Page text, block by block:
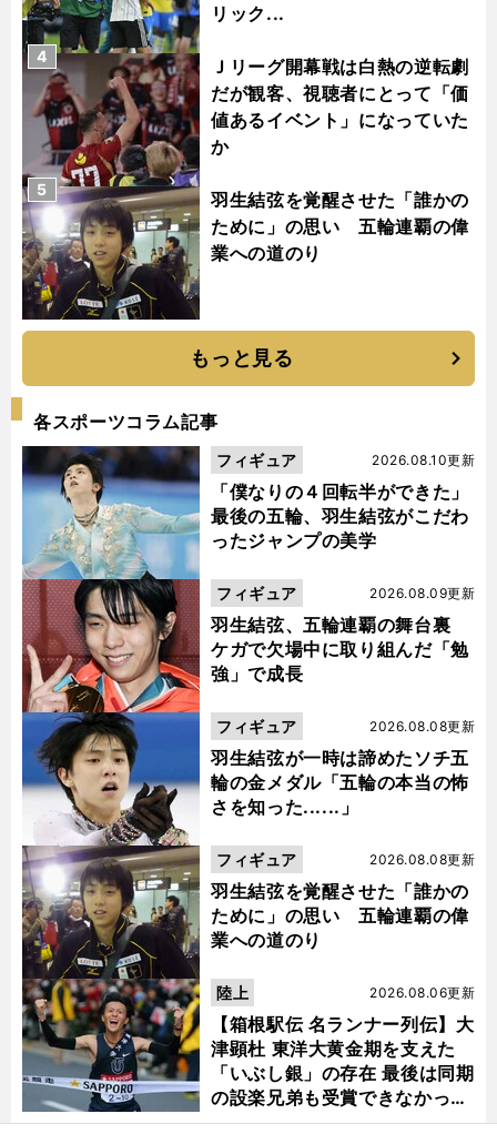
リック...
Ｊリーグ開幕戦は白熱の逆転劇
だが観客、視聴者にとって「価
値あるイベント」になっていた
か
4
羽生結弦を覚醒させた「誰かの
ために」の思い 五輪連覇の偉
業への道のり
5
もっと見る
各スポーツコラム記事
「僕なりの４回転半ができた」
最後の五輪、羽生結弦がこだわ
ったジャンプの美学
2026.08.10更新
フィギュア
羽生結弦、五輪連覇の舞台裏
ケガで欠場中に取り組んだ「勉
強」で成長
2026.08.09更新
フィギュア
羽生結弦が一時は諦めたソチ五
輪の金メダル「五輪の本当の怖
さを知った......」
2026.08.08更新
フィギュア
羽生結弦を覚醒させた「誰かの
ために」の思い 五輪連覇の偉
業への道のり
2026.08.08更新
フィギュア
【箱根駅伝 名ランナー列伝】大
津顕杜 東洋大黄金期を支えた
「いぶし銀」の存在 最後は同期
の設楽兄弟も受賞できなかった
金栗杯に輝く
2026.08.06更新
陸上